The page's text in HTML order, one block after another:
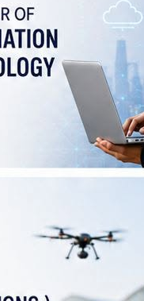
र नयाँ जिम्मेवारी